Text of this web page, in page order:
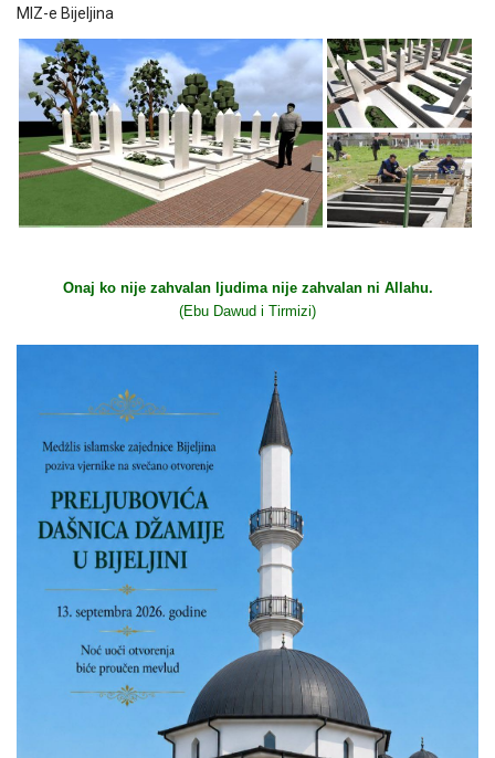
MIZ-e Bijeljina
Onaj ko nije zahvalan ljudima nije zahvalan ni Allahu.
(Ebu Dawud i Tirmizi)